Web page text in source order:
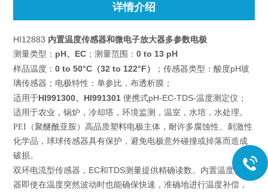
详情介绍
HI12883 内置温度传感器和微电子放大器多参数电极
测量类型 ： pH、EC ；测量范围 ：0 to 13 pH
样品温度 ：0 to 50°C（32 to 122°F） ；传感器类型：酸度pH玻
璃传感器；电极特性：单参比，布透析膜；
适用于HI991300、HI991301便携式pH-EC-TDS-温度测定仪；
适用于农业，锅炉，冷却塔，环境监测，温室，水培，水处理。
PEI（聚醚酰亚胺） 高品质塑料电极主体， 耐许多腐蚀性、刺激性
化学品 ，球球传感器具有保护，避免电极意外碰撞或掉落而造成
破损。
双环电流型传感器， EC和TDS测量提供精确读数。内置温度传感
器即使在温度突然波动时也能确保快速，准确地进行温度补偿，